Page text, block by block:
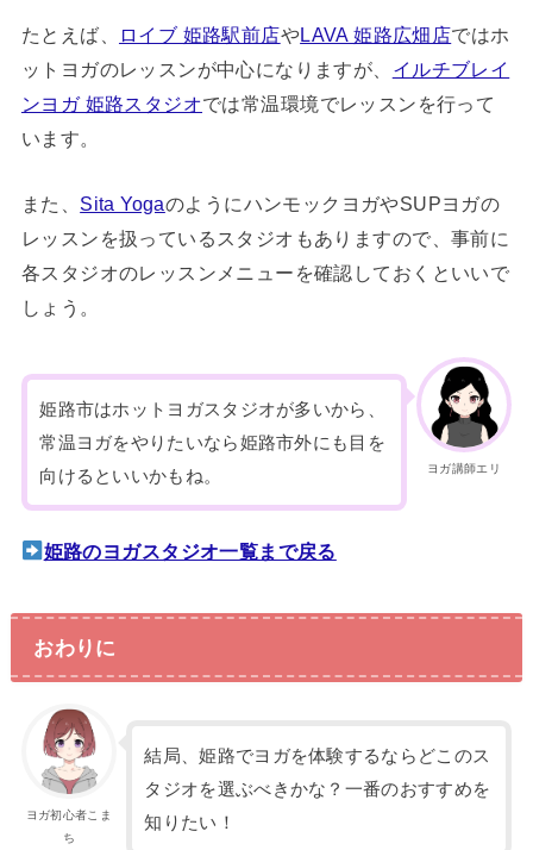
たとえば、 ロイブ 姫路駅前店やLAVA 姫路広畑店ではホ
ットヨガのレッスンが中心になりますが、 イルチブレイ
ンヨガ 姫路スタジオでは常温環境でレッスンを行って
います。
また、 Sita YogaのようにハンモックヨガやSUPヨガの
レッスンを扱っているスタジオもありますので、事前に
各スタジオのレッスンメニューを確認しておくといいで
しょう。
ヨガ講師エリ
姫路市はホットヨガスタジオが多いから、
常温ヨガをやりたいなら姫路市外にも目を
向けるといいかもね。
姫路のヨガスタジオ一覧まで戻る
おわりに
ヨガ初心者こま
ち
結局、姫路でヨガを体験するならどこのス
タジオを選ぶべきかな？一番のおすすめを
知りたい！